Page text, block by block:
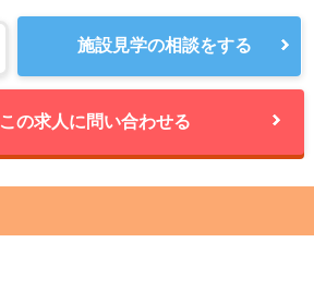
施設見学の相談をする
この求人に問い合わせる